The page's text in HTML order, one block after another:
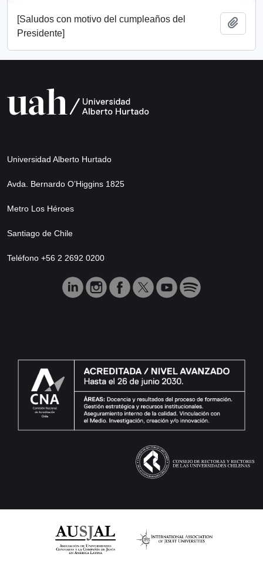
[Saludos con motivo del cumpleaños del
Presidente]
Universidad Alberto Hurtado
Avda. Bernardo O’Higgins 1825
Metro Los Héroes
Santiago de Chile
Teléfono +56 2 2692 0200